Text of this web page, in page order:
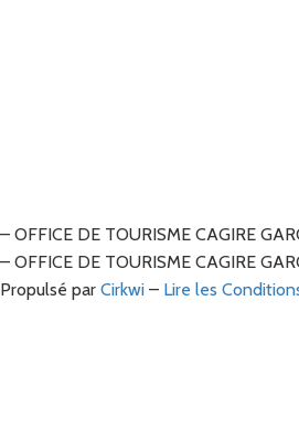
– OFFICE DE TOURISME CAGIRE
– OFFICE DE TOURISME CAGIRE
Propulsé par Cirkwi – Lire les